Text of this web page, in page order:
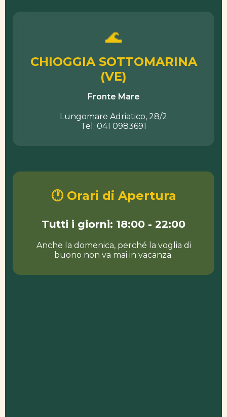
🌊
CHIOGGIA SOTTOMARINA
(VE)
Fronte Mare
Lungomare Adriatico, 28/2
Tel: 041 0983691
🕐 Orari di Apertura
Tutti i giorni: 18:00 - 22:00
Anche la domenica, perché la voglia di
buono non va mai in vacanza.